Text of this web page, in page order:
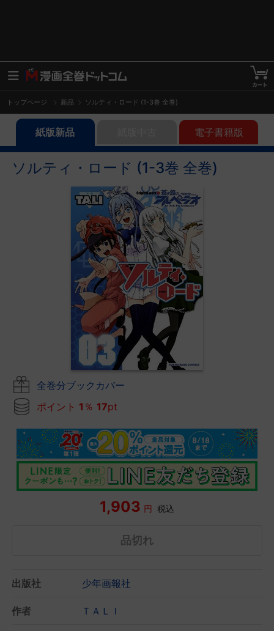
トップページ 新品 ソルティ・ロード (1-3巻 全巻)
紙版新品 電子書籍版
ソルティ・ロード (1-3巻 全巻)
全巻分ブックカバー
ポイント 1 ％ 17pt
1,903 円 税込
品切れ
出版社 少年画報社
作者 ＴＡＬＩ